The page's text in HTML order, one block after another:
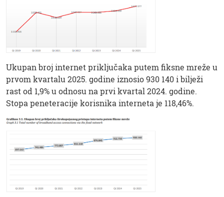
Ukupan broj internet priključaka putem fiksne mreže u
prvom kvartalu 2025. godine iznosio 930 140 i bilježi
rast od 1,9% u odnosu na prvi kvartal 2024. godine.
Stopa peneteracije korisnika interneta je 118,46%.